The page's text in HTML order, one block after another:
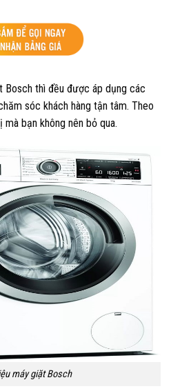
Bosch thì đều được áp dụng các
sóc khách hàng tận tâm. Theo
bạn không nên bỏ qua.
máy giặt Bosch